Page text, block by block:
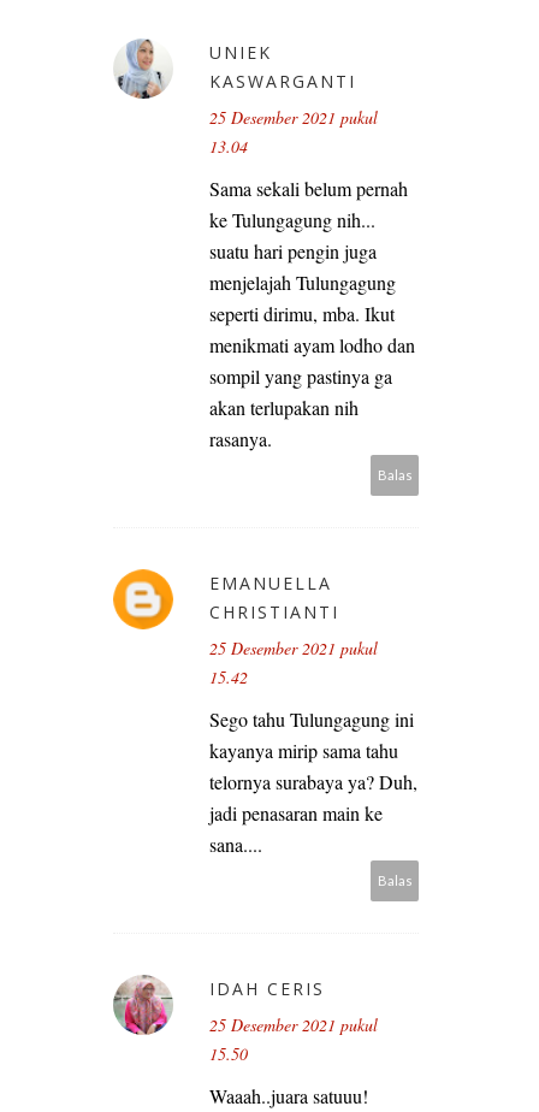
UNIEK
KASWARGANTI
25 Desember 2021 pukul
13.04
Sama sekali belum pernah
ke Tulungagung nih...
suatu hari pengin juga
menjelajah Tulungagung
seperti dirimu, mba. Ikut
menikmati ayam lodho dan
sompil yang pastinya ga
akan terlupakan nih
rasanya.
Balas
EMANUELLA
CHRISTIANTI
25 Desember 2021 pukul
15.42
Sego tahu Tulungagung ini
kayanya mirip sama tahu
telornya surabaya ya? Duh,
jadi penasaran main ke
sana....
Balas
IDAH CERIS
25 Desember 2021 pukul
15.50
Waaah..juara satuuu!